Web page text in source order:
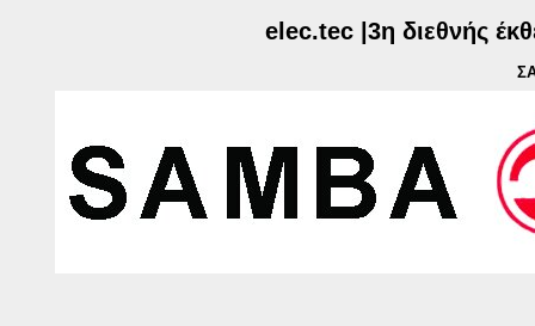
elec.tec |3η διεθνής